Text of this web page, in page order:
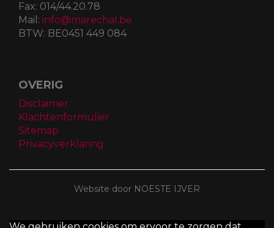
Fax: 014/44.20.78
Mail: info@marechal.be
BTW: BE0451 449 084
OVERIG
Disclaimer
Klachtenformulier
Sitemap
Privacyverklaring
Website door NOESTE IJVER